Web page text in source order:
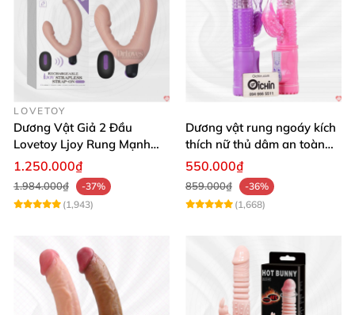
LOVETOY
Dương Vật Giả 2 Đầu
Lovetoy Ljoy Rung Mạnh
ĐKTX Hút Sâu
1.250.000₫
1.984.000₫
-37%
(1,943)
Dương vật rung ngoáy kích
thích nữ thủ dâm an toàn
cao cấp
550.000₫
859.000₫
-36%
(1,668)